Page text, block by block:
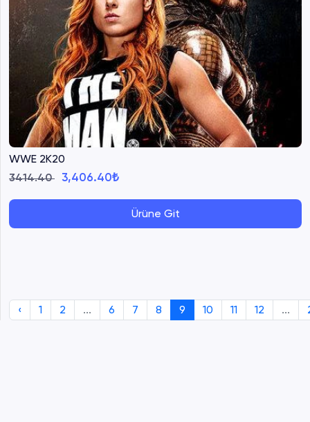
WWE 2K20
3414.40 3,406.40₺
Ürüne Git
‹ 1 2 ... 6 7 8 9 10 11 12 ...